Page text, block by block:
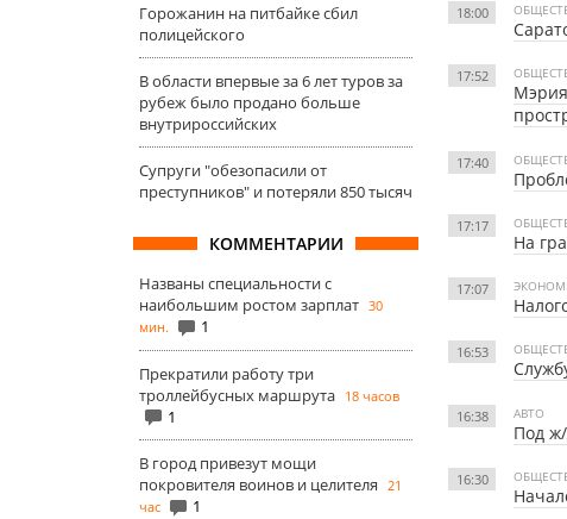
Горожанин на питбайке сбил
полицейского
В области впервые за 6 лет туров за
рубеж было продано больше
внутрироссийских
Супруги "обезопасили от
преступников" и потеряли 850 тысяч
КОММЕНТАРИИ
Названы специальности с
наибольшим ростом зарплат 30
мин.
1
Прекратили работу три
троллейбусных маршрута 18 часов
1
В город привезут мощи
покровителя воинов и целителя 21
час
1
18:00
17:52
17:40
17:17
На
17:07
16:53
16:38 АВТО
Под
16:30